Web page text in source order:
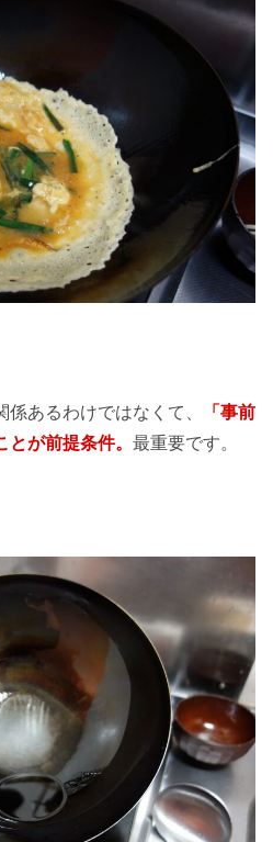
あるわけではなくて、
「事前
が前提条件。 最重要です。